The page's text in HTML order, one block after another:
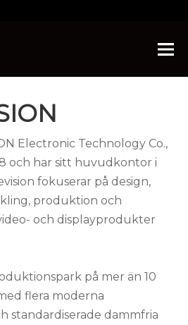
Electronic Technology Co.,
och har sitt huvudkontor i
fokuserar på design,
produktion och
och displayprodukter
på mer än 10
flera moderna
standardiserade dammfria